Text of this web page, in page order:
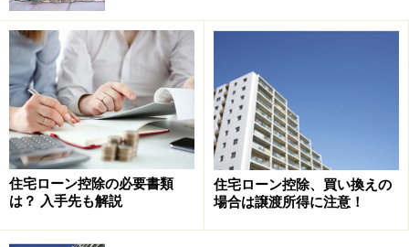
住宅ローン控除とは、正式には「住宅借入金等特別控
除」といい、税制上、税額控除のひとつとなっていま
す。「住宅ローン減税」と言われることもあります。
税額控除とは、社会保険料控除や生命保険料控除など、
所得税を計算する前に差し引かれる所得控除とは異な
り、計算された所得税から税金が差し引かれ、納め過ぎ
た税金が戻ってくるというものです。
住宅ローン控除の必要書類
は？ 入手先も解説
住宅ローン控除、買い換えの
場合は譲渡所得に注意！